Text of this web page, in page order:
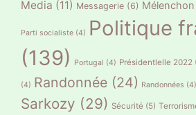
Media (11) Messagerie (6) Mélenchon
Parti socialiste (4) Politique
(139)
Portugal (4) Présidentlelle 2022
(4) Randonnée (24) Randonnées (4)
Sarkozy (29) Sécurité (5)